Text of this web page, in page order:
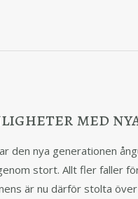
med
den nya generationen
stort. Allt fler faller
är nu därför stolta